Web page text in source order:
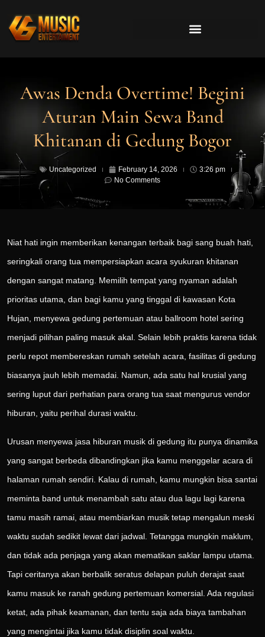
Awas Denda Overtime! Begini
Aturan Main Sewa Band
Khitanan di Gedung Bogor
Uncategorized February 14, 2026
3:26 pm
No Comments
Niat hati ingin memberikan kenangan terbaik bagi sang buah hati,
seringkali orang tua mempersiapkan acara syukuran khitanan
dengan sangat matang. Memilih tempat yang nyaman adalah
prioritas utama, dan bagi kamu yang tinggal di kawasan Kota
Hujan, menyewa gedung pertemuan atau ballroom hotel sering
menjadi pilihan paling masuk akal. Selain lebih praktis karena tidak
perlu repot membereskan rumah setelah acara, fasilitas di gedung
biasanya jauh lebih memadai. Namun, ada satu hal krusial yang
sering luput dari perhatian para orang tua saat mengurus vendor
hiburan, yaitu perihal durasi waktu.
Urusan menyewa jasa hiburan musik di gedung itu punya dinamika
yang sangat berbeda dibandingkan jika kamu menggelar acara di
halaman rumah sendiri. Kalau di rumah, kamu mungkin bisa santai
meminta band untuk menambah satu atau dua lagu lagi karena
tamu masih ramai, atau membiarkan musik tetap mengalun meski
waktu sudah sedikit lewat dari jadwal. Tetangga mungkin maklum,
dan tidak ada penjaga yang akan mematikan saklar lampu utama.
Tapi ceritanya akan berbalik seratus delapan puluh derajat saat
kamu masuk ke ranah gedung pertemuan komersial. Ada regulasi
ketat, ada pihak keamanan, dan tentu saja ada biaya tambahan
yang mengintai jika kamu tidak disiplin soal waktu.